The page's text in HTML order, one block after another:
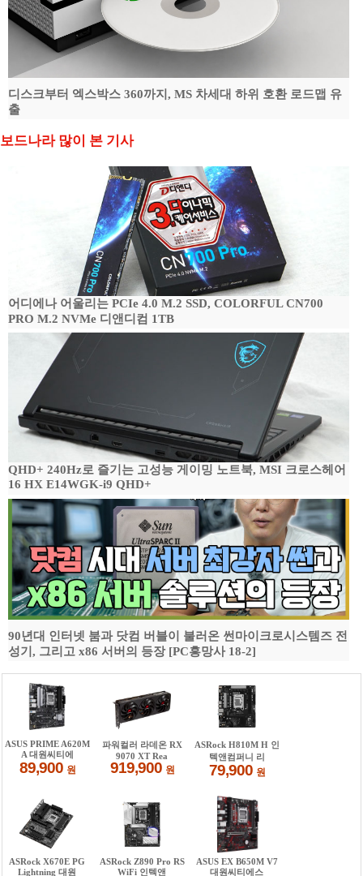
디스크부터 엑스박스 360까지, MS 차세대 하위 호환 로드맵 유
출
보드나라 많이 본 기사
어디에나 어울리는 PCIe 4.0 M.2 SSD, COLORFUL CN700
PRO M.2 NVMe 디앤디컴 1TB
QHD+ 240Hz로 즐기는 고성능 게이밍 노트북, MSI 크로스헤어
16 HX E14WGK-i9 QHD+
90년대 인터넷 붐과 닷컴 버블이 불러온 썬마이크로시스템즈 전
성기, 그리고 x86 서버의 등장 [PC흥망사 18-2]